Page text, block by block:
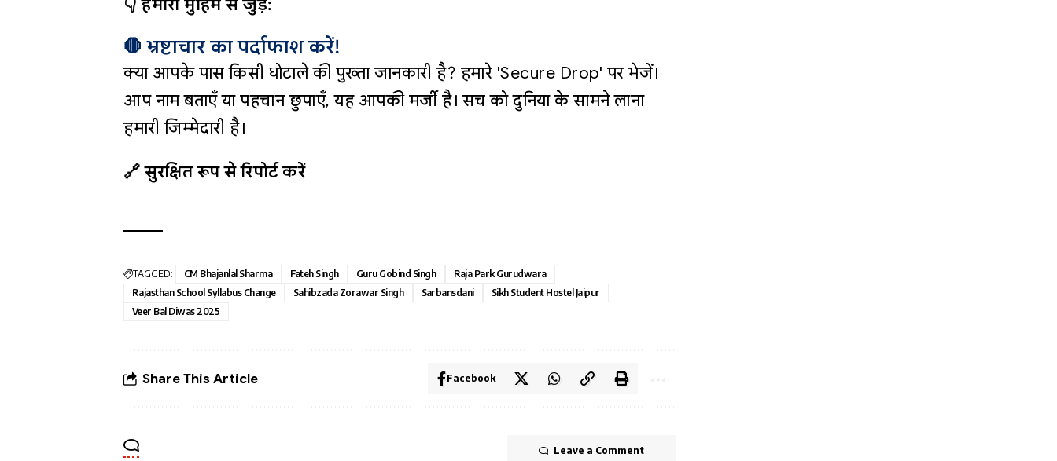
👇 हमारी मुहिम से जुड़ें:
🛑 भ्रष्टाचार का पर्दाफाश करें!
क्या आपके पास किसी घोटाले की पुख्ता जानकारी है? हमारे 'Secure Drop' पर भेजें।
आप नाम बताएँ या पहचान छुपाएँ, यह आपकी मर्जी है। सच को दुनिया के सामने लाना
हमारी जिम्मेदारी है।
🔗 सुरक्षित रूप से रिपोर्ट करें
TAGGED: CM Bhajanlal Sharma Fateh Singh Guru Gobind Singh
Raja Park Gurudwara
Rajasthan School Syllabus Change
Sahibzada Zorawar Singh Sarbansdani
Sikh Student Hostel Jaipur
Veer Bal Diwas 2025
Share This Article Facebook
Leave a Comment